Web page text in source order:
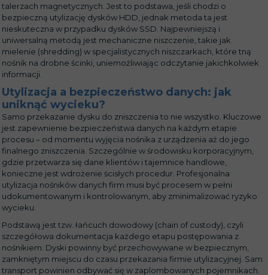
talerzach magnetycznych. Jest to podstawa, jeśli chodzi o
bezpieczną utylizację dysków HDD, jednak metoda ta jest
nieskuteczna w przypadku dysków SSD. Najpewniejszą i
uniwersalną metodą jest mechaniczne niszczenie, takie jak
mielenie (shredding) w specjalistycznych niszczarkach, które tną
nośnik na drobne ścinki, uniemożliwiając odczytanie jakichkolwiek
informacji.
Utylizacja a bezpieczeństwo danych: jak
uniknąć wycieku?
Samo przekazanie dysku do zniszczenia to nie wszystko. Kluczowe
jest zapewnienie bezpieczeństwa danych na każdym etapie
procesu – od momentu wyjęcia nośnika z urządzenia aż do jego
finalnego zniszczenia. Szczególnie w środowisku korporacyjnym,
gdzie przetwarza się dane klientów i tajemnice handlowe,
konieczne jest wdrożenie ścisłych procedur. Profesjonalna
utylizacja nośników danych firm musi być procesem w pełni
udokumentowanym i kontrolowanym, aby zminimalizować ryzyko
wycieku.
Podstawą jest tzw. łańcuch dowodowy (chain of custody), czyli
szczegółowa dokumentacja każdego etapu postępowania z
nośnikiem. Dyski powinny być przechowywane w bezpiecznym,
zamkniętym miejscu do czasu przekazania firmie utylizacyjnej. Sam
transport powinien odbywać się w zaplombowanych pojemnikach.